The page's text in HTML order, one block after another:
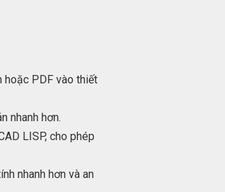
PDF vào thiết
nhanh hơn.
LISP, cho phép
nhanh hơn và an